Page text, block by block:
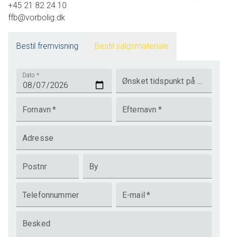
+45 21 82 24 10
ffb@vorbolig.dk
Bestil fremvisning Bestil salgsmateriale
Dato *
Ønsket tidspunkt på dagen
Fornavn * Efternavn *
Adresse
Postnr By
Telefonnummer E-mail *
Besked